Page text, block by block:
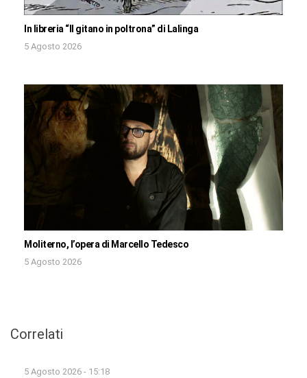
In libreria “Il gitano in poltrona” di Lalinga
5 Agosto 2026
Moliterno, l’opera di Marcello Tedesco
5 Agosto 2026
Correlati
5 Agosto 2026 - 15:18